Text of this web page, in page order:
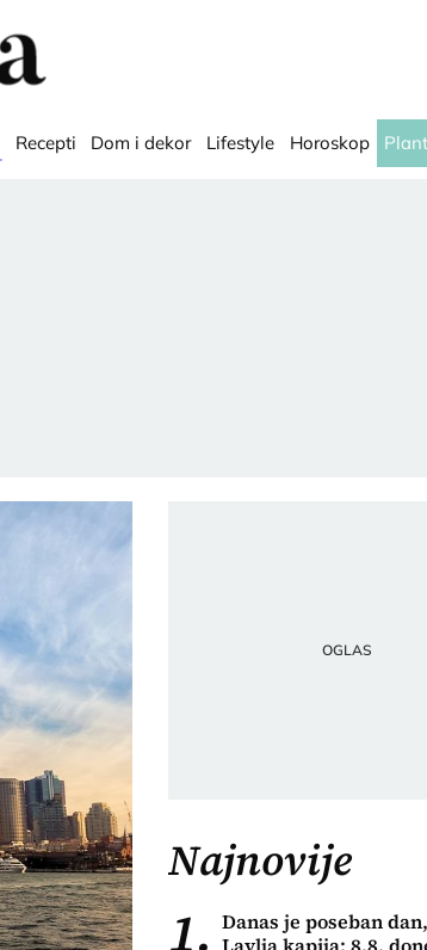
Recepti Dom i dekor Lifestyle Horoskop
Najnovije
1. Danas je poseban